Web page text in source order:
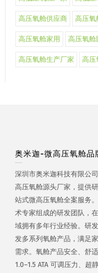
高压氧舱供应商 高压氧
高压氧舱家用 高压氧舱
高压氧舱生产厂家 高压
奥米迦-微高压氧舱品
深圳市奥米迦科技有限公
高压氧舱源头厂家，提供
站式微高压氧舱全案服务
术专家组成的研发团队，
域拥有多年行业经验。研
发多系列氧舱产品，满足
需求。氧舱产品安全、舒
1.0–1.5 ATA 可调压力、